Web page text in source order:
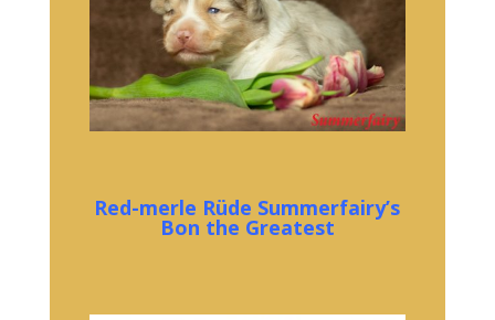
Red-merle Rüde Summerfairy’s
Bon the Greatest